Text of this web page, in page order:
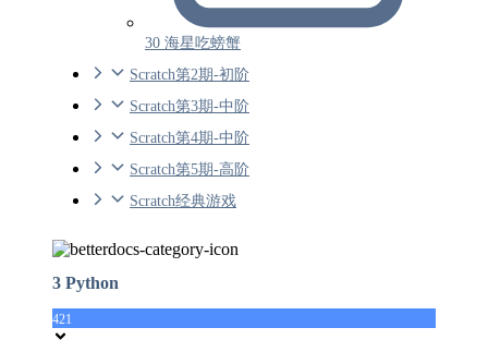
30 海星吃螃蟹
Scratch第2期-初阶
Scratch第3期-中阶
Scratch第4期-中阶
Scratch第5期-高阶
Scratch经典游戏
3 Python
421